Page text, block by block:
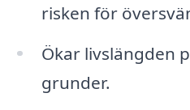
risken för
Ökar livslängden
grunder.